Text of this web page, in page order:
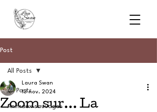
Post
All Posts
Animaux sauvages
All Posts
Zoom sur... La
Laura Swan
13 nov. 2024